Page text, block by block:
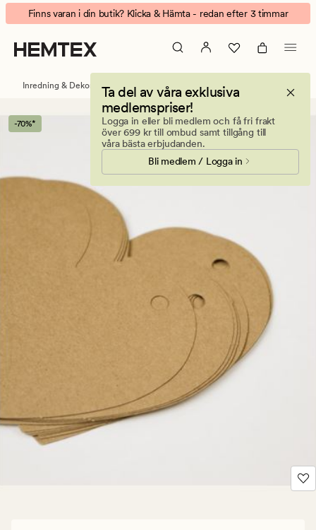
Heart
presentetikett
12st
natur
Animerad
banner.
Klicka
på
att
pausa.
Finns varan i din butik? Klicka & Hämta - redan efter 3 timmar
Ta del av våra exklusiva
medlemspriser!
Logga in eller bli medlem och få fri frakt
över 699 kr till ombud samt tillgång till
våra bästa erbjudanden.
Bli medlem / Logga in
Inredning & Dekorationer Present och festtillbehör
-70%*